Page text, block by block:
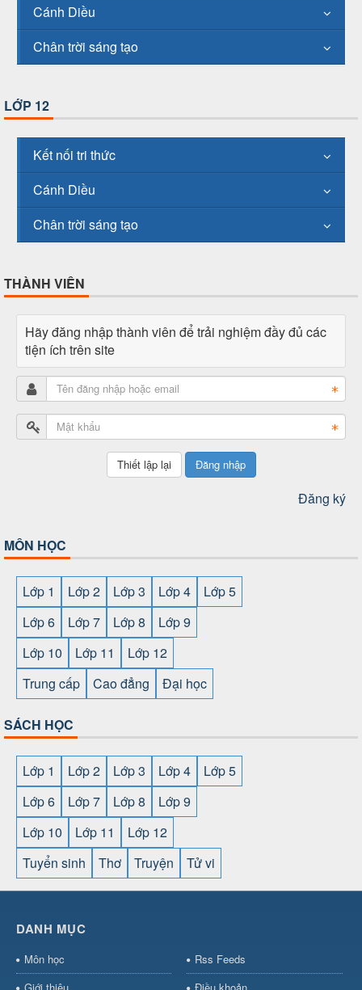
Cánh Diều
Chân trời sáng tạo
LỚP 12
Kết nối tri thức
Cánh Diều
Chân trời sáng tạo
THÀNH VIÊN
Hãy đăng nhập thành viên để trải nghiệm đầy đủ các
tiện ích trên site
Đăng nhập
Đăng ký
MÔN HỌC
Lớp 1 Lớp 2 Lớp 3 Lớp 4
Lớp 5
Lớp 6
Lớp 7 Lớp 8
Lớp 9
Lớp 10
Lớp 11
Lớp 12
Trung cấp
Cao đẳng Đại học
SÁCH HỌC
Lớp 1 Lớp 2 Lớp 3 Lớp 4
Lớp 5
Lớp 6
Lớp 7 Lớp 8
Lớp 9
Lớp 10
Lớp 11
Lớp 12
Tuyển sinh
Thơ Truyện Tử vi
cái OPEN88⇔
⇔https://gameb52a.club/ https://taixiuonl.com/
bài⇔bóng đá trực tiếp⇔fly88
DANH MỤC
Môn học
Rss Feeds